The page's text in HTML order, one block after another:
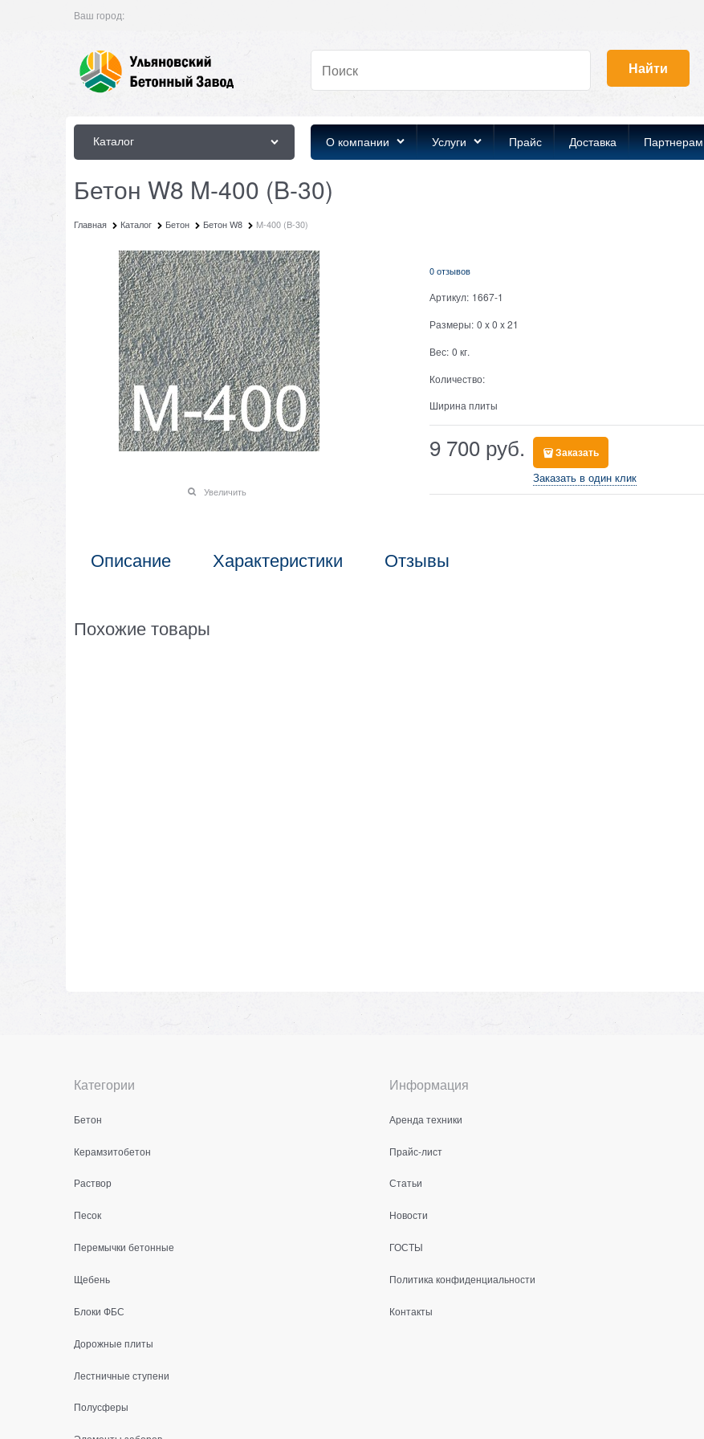
Ваш город:
Найти
Каталог О компании Услуги Прайс Доставка Партнерам
Бетон W8 M-400 (B-30)
Главная Каталог Бетон Бетон W8 M-400 (B-30)
Увеличить
0 отзывов
Артикул: 1667-1
Размеры: 0 x0 x21
Вес: 0 кг.
Количество:
Ширина плиты
9 700 руб. Заказать
Заказать в один клик
Описание Характеристики Отзывы
Похожие товары
Категории
Бетон
Керамзитобетон
Раствор
Песок
Перемычки бетонные
Щебень
Блоки ФБС
Дорожные плиты
Лестничные ступени
Полусферы
Информация
Аренда техники
Прайс-лист
Статьи
Новости
ГОСТЫ
Политика конфиденциальности
Контакты